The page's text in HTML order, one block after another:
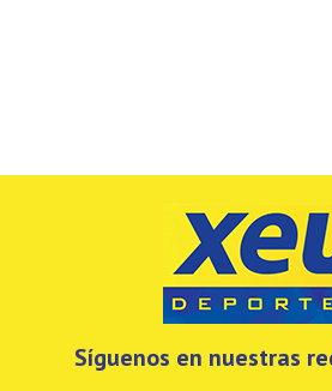
Síguenos en nuestras